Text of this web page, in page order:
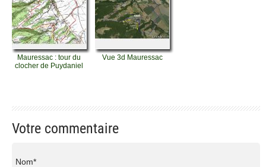
Mauressac : tour du
clocher de Puydaniel
Vue 3d Mauressac
Votre commentaire
Nom*